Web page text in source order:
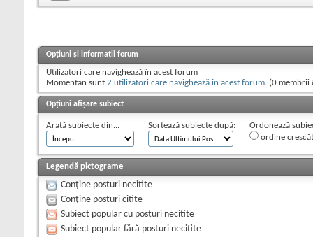
Opțiuni și informații forum
Utilizatori care navighează în acest forum
Momentan sunt 2 utilizatori care navighează în acest forum. (0 membrii
Opțiuni afișare subiect
Arată subiecte din... Sortează subiecte după:
Ordonează
ordine
Legendă pictograme
Conține posturi necitite
Conține posturi citite
Subiect popular cu posturi necitite
Subiect popular fără posturi necitite